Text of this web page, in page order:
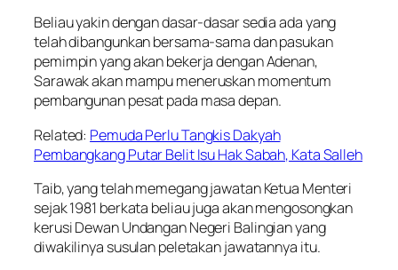
Beliau yakin dengan dasar-dasar sedia ada yang
telah dibangunkan bersama-sama dan pasukan
pemimpin yang akan bekerja dengan Adenan,
Sarawak akan mampu meneruskan momentum
pembangunan pesat pada masa depan.
Related: Pemuda Perlu Tangkis Dakyah
Pembangkang Putar Belit Isu Hak Sabah, Kata Salleh
Taib, yang telah memegang jawatan Ketua Menteri
sejak 1981 berkata beliau juga akan mengosongkan
kerusi Dewan Undangan Negeri Balingian yang
diwakilinya susulan peletakan jawatannya itu.